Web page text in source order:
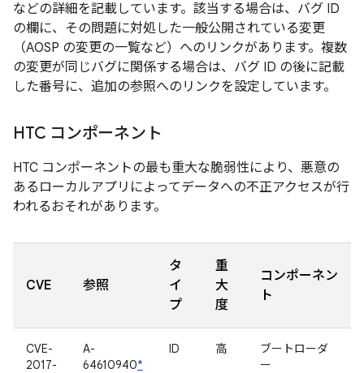
などの詳細を記載しています。該当する場合は、バグ ID
の欄に、その問題に対処した一般公開されている変更
（AOSP の変更の一覧など）へのリンクがあります。複数
の変更が同じバグに関係する場合は、バグ ID の後に記載
した番号に、追加の参照へのリンクを設定しています。
HTC コンポーネント
HTC コンポーネントの最も重大な脆弱性により、悪意の
あるローカルアプリによってデータへの不正アクセスが行
われるおそれがあります。
CVE 参照
タ
イ
プ
重
大
度
コンポーネン
ト
CVE-
2017-
A-
64610940*
ID 高
ブートローダ
ー